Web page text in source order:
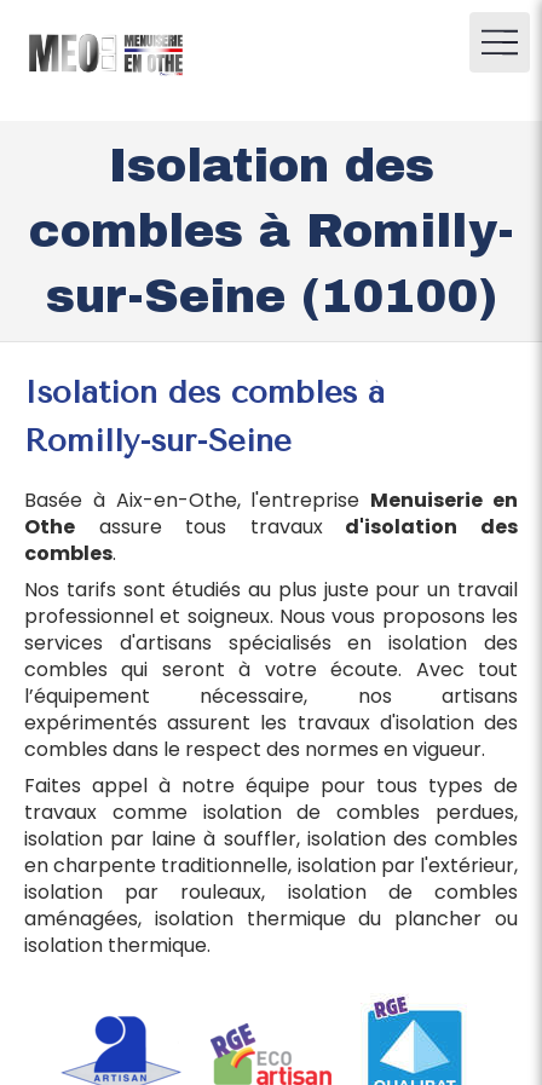
Isolation des
combles à Romilly-
sur-Seine (10100)
Isolation des combles à
Romilly-sur-Seine
Basée à Aix-en-Othe, l'entreprise Menuiserie en
Othe assure tous travauxd'isolation des
combles.
Nos tarifs sont étudiés au plus juste pour un travail
professionnel et soigneux. Nous vous proposons les
services d'artisans spécialisés en isolation des
combles qui seront à votre écoute. Avec tout
l’équipement nécessaire, nos artisans
expérimentés assurent les travaux d'isolation des
combles dans le respect des normes en vigueur.
Faites appel à notre équipe pour tous types de
travaux comme isolation de combles perdues,
isolation par laine à souffler, isolation des combles
en charpente traditionnelle, isolation par l'extérieur,
isolation par rouleaux, isolation de combles
aménagées, isolation thermique du plancher ou
isolation thermique.